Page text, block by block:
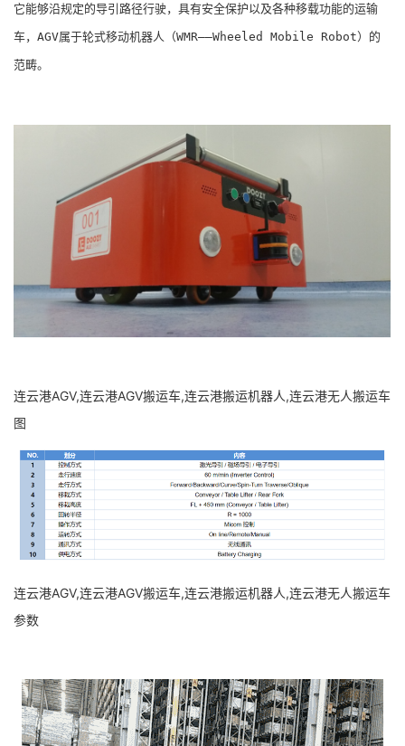
它能够沿规定的导引路径行驶，具有安全保护以及各种移载功能的运输
车，AGV属于轮式移动机器人（WMR――Wheeled Mobile Robot）的
范畴。
连云港AGV,连云港AGV搬运车,连云港搬运机器人,连云港无人搬运车
图
连云港AGV,连云港AGV搬运车,连云港搬运机器人,连云港无人搬运车
参数